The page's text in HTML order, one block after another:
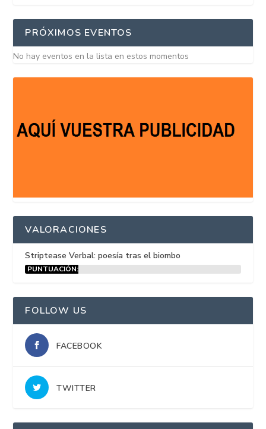
PRÓXIMOS EVENTOS
No hay eventos en la lista en estos momentos
VALORACIONES
Striptease Verbal: poesía tras el biombo
PUNTUACIÓN:
FOLLOW US
FACEBOOK
TWITTER